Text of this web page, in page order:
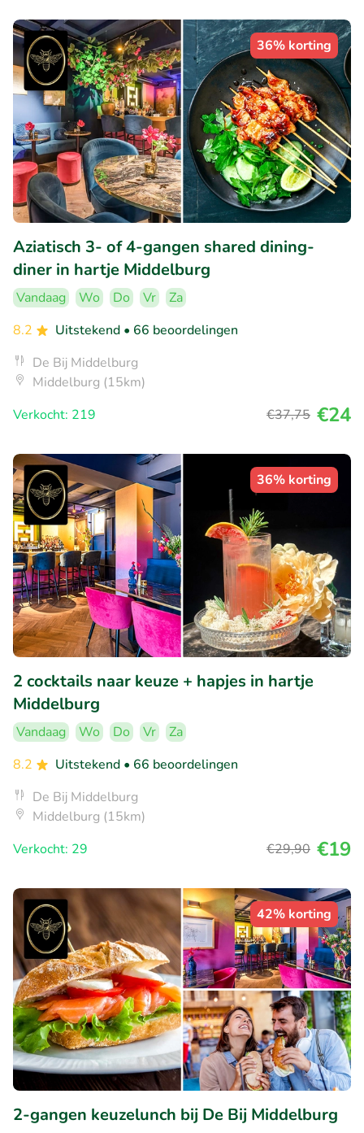
36% korting
Aziatisch 3- of 4-gangen shared dining-
diner in hartje Middelburg
Vandaag Wo Do Vr
Za
8.2
Uitstekend • 66 beoordelingen
De Bij Middelburg
Middelburg (15km)
Verkocht: 219
€37,75 €24
36% korting
2 cocktails naar keuze + hapjes in hartje
Middelburg
Vandaag Wo Do Vr
Za
8.2
Uitstekend • 66 beoordelingen
De Bij Middelburg
Middelburg (15km)
Verkocht: 29
€29,90 €19
42% korting
2-gangen keuzelunch bij De Bij Middelburg